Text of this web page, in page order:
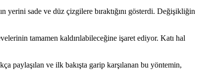
yerini sade ve düz çizgilere bıraktığını gösterdi. Değişikliğin
tamamen kaldırılabileceğine işaret ediyor. Katı hal
paylaşılan ve ilk bakışta garip karşılanan bu yöntemin,